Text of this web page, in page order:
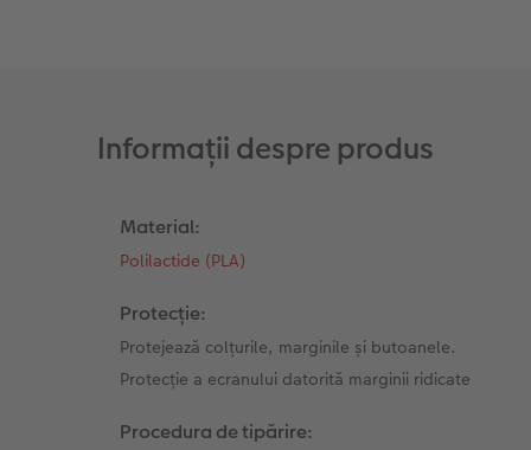
Informații despre produs
Material:
Polilactide (PLA)
Protecție:
Protejează colțurile, marginile și butoanele.
Protecție a ecranului datorită marginii ridicate
Procedura de tipărire: